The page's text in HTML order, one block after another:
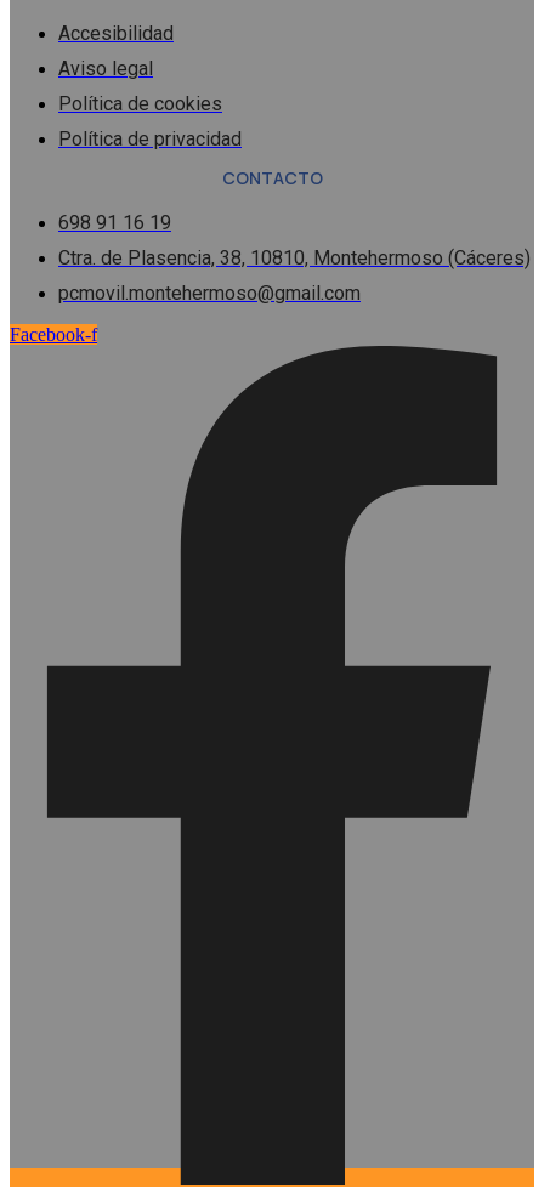
Accesibilidad
Aviso legal
Política de cookies
Política de privacidad
CONTACTO
698 91 16 19
Ctra. de Plasencia, 38, 10810, Montehermoso (Cáceres)
pcmovil.montehermoso@gmail.com
Facebook-f